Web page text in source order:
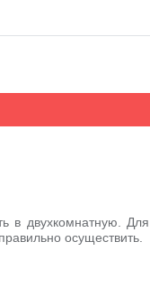
в двухкомнатную. Для
осуществить.